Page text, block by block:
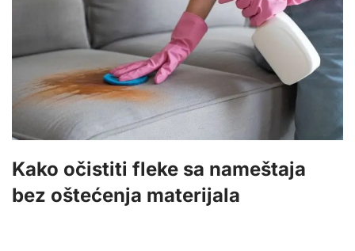
Kako očistiti fleke sa nameštaja
bez oštećenja materijala